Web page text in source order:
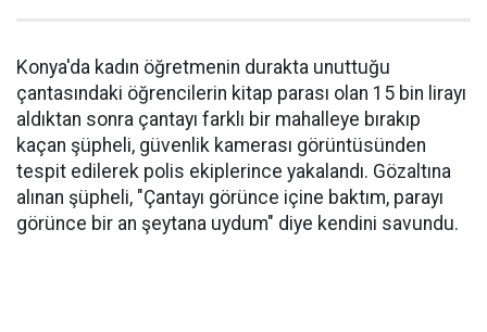
Konya'da kadın öğretmenin durakta unuttuğu
çantasındaki öğrencilerin kitap parası olan 15 bin lirayı
aldıktan sonra çantayı farklı bir mahalleye bırakıp
kaçan şüpheli, güvenlik kamerası görüntüsünden
tespit edilerek polis ekiplerince yakalandı. Gözaltına
alınan şüpheli, "Çantayı görünce içine baktım, parayı
görünce bir an şeytana uydum" diye kendini savundu.